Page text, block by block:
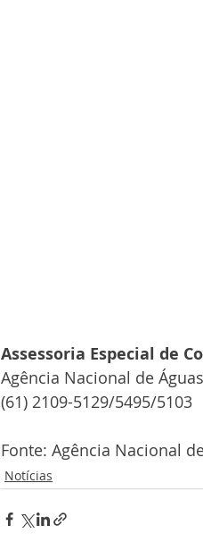
Assessoria Especial de
Agência Nacional de
(61) 2109-5129/5495/5103
Fonte: Agência Nacional
Notícias